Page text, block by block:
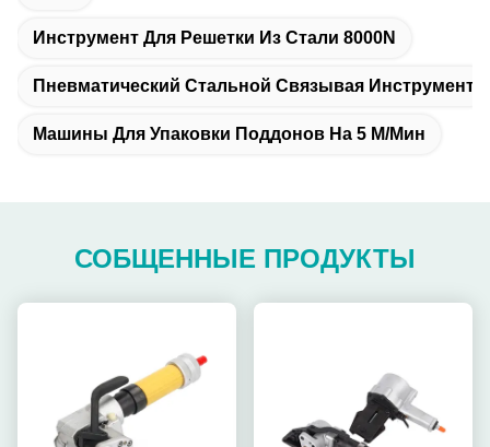
Инструмент Для Решетки Из Стали 8000N
Пневматический Стальной Связывая Инструмент
Машины Для Упаковки Поддонов На 5 М/мин
СОБЩЕННЫЕ ПРОДУКТЫ